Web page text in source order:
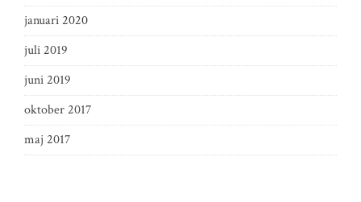
januari 2020
juli 2019
juni 2019
oktober 2017
maj 2017